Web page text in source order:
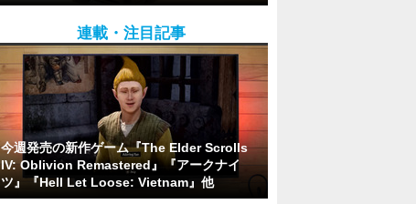
連載・注目記事
今週発売の新作ゲーム『The Elder Scrolls
IV: Oblivion Remastered』『アークナイ
ツ』『Hell Let Loose: Vietnam』他